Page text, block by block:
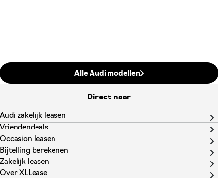
Alle Audi modellen
Direct naar
Audi zakelijk leasen
Vriendendeals
Occasion leasen
Bijtelling berekenen
Zakelijk leasen
Over XLLease